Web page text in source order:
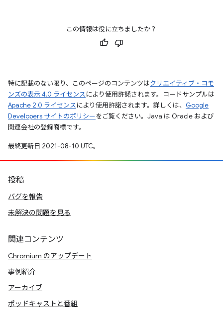
この情報は役に立ちましたか？
特に記載のない限り、このページのコンテンツはクリエイティブ・コモ
ンズの表示 4.0 ライセンスにより使用許諾されます。コードサンプルは
Apache 2.0 ライセンスにより使用許諾されます。詳しくは、 Google
Developers サイトのポリシーをご覧ください。Java は Oracle および
関連会社の登録商標です。
最終更新日 2021-08-10 UTC。
投稿
バグを報告
未解決の問題を見る
関連コンテンツ
Chromium のアップデート
事例紹介
アーカイブ
ポッドキャストと番組